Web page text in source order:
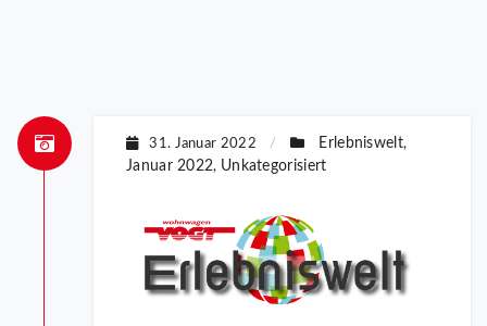
31. Januar 2022 / Erlebniswelt,
Januar 2022, Unkategorisiert